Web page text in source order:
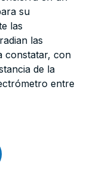
su
las
las
constatar, con
de la
entre